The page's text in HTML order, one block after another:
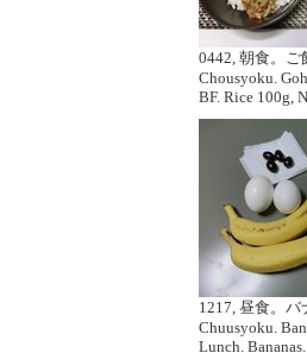
0442, 朝食。
Chousyoku.
BF. Rice 100g,
1217, 昼食。
Chuusyoku.
Lunch.